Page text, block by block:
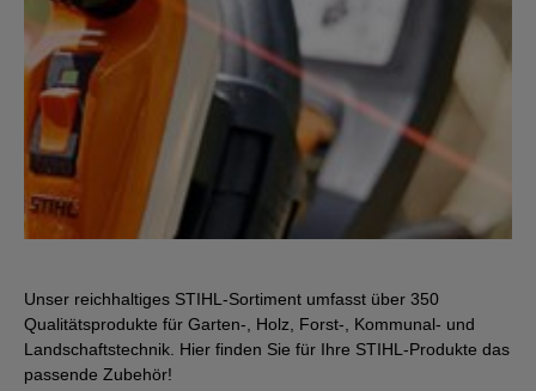
Unser reichhaltiges STIHL-Sortiment umfasst über 350
Qualitätsprodukte für Garten-, Holz, Forst-, Kommunal- und
Landschaftstechnik. Hier finden Sie für Ihre STIHL-Produkte das
passende Zubehör!